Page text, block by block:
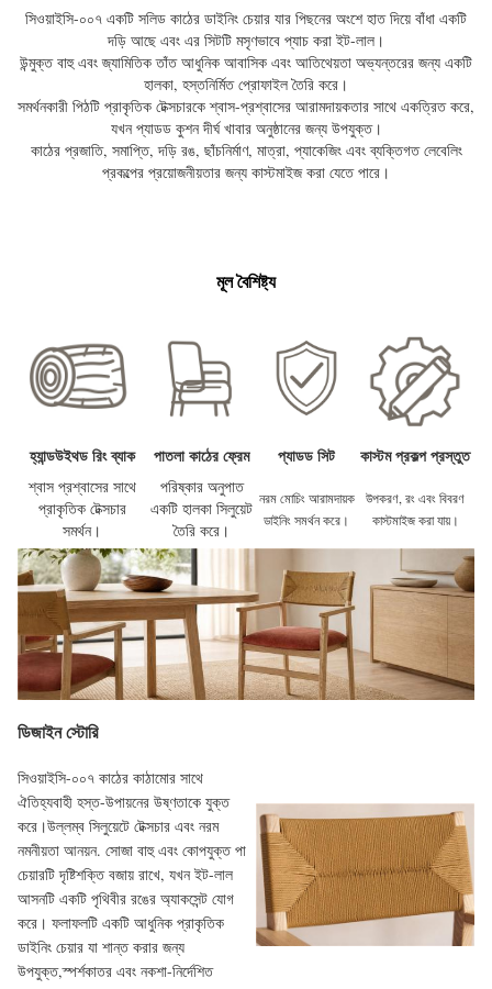
সিওয়াইসি-০০৭ একটি সলিড কাঠের ডাইনিং চেয়ার যার পিছনের অংশে হাত দিয়ে বাঁধা একটি
দড়ি আছে এবং এর সিটটি মসৃণভাবে প্যাচ করা ইট-লাল।
উন্মুক্ত বাহু এবং জ্যামিতিক তাঁত আধুনিক আবাসিক এবং আতিথেয়তা অভ্যন্তরের জন্য একটি
হালকা, হস্তনির্মিত প্রোফাইল তৈরি করে।
সমর্থনকারী পিঠটি প্রাকৃতিক টেক্সচারকে শ্বাস-প্রশ্বাসের আরামদায়কতার সাথে একত্রিত করে,
যখন প্যাডড কুশন দীর্ঘ খাবার অনুষ্ঠানের জন্য উপযুক্ত।
কাঠের প্রজাতি, সমাপ্তি, দড়ি রঙ, ছাঁচনির্মাণ, মাত্রা, প্যাকেজিং এবং ব্যক্তিগত লেবেলিং
প্রকল্পের প্রয়োজনীয়তার জন্য কাস্টমাইজ করা যেতে পারে।
মূল বৈশিষ্ট্য
হ্যান্ডউইথড রিং ব্যাক পাতলা কাঠের ফ্রেম প্যাডড সিট কাস্টম প্রকল্প প্রস্তুত
শ্বাস প্রশ্বাসের সাথে
প্রাকৃতিক টেক্সচার
সমর্থন।
পরিষ্কার অনুপাত
একটি হালকা সিলুয়েট
তৈরি করে।
নরম মোচিং আরামদায়ক
ডাইনিং সমর্থন করে।
উপকরণ, রং এবং বিবরণ
কাস্টমাইজ করা যায়।
ডিজাইন স্টোরি
সিওয়াইসি-০০৭ কাঠের কাঠামোর সাথে
ঐতিহ্যবাহী হস্ত-উপায়নের উষ্ণতাকে যুক্ত
করে।উল্লম্ব সিলুয়েটে টেক্সচার এবং নরম
নমনীয়তা আনয়ন. সোজা বাহু এবং কোপযুক্ত পা
চেয়ারটি দৃষ্টিশক্তি বজায় রাখে, যখন ইট-লাল
আসনটি একটি পৃথিবীর রঙের অ্যাকসেন্ট যোগ
করে। ফলাফলটি একটি আধুনিক প্রাকৃতিক
ডাইনিং চেয়ার যা শান্ত করার জন্য
উপযুক্ত,স্পর্শকাতর এবং নকশা-নির্দেশিত